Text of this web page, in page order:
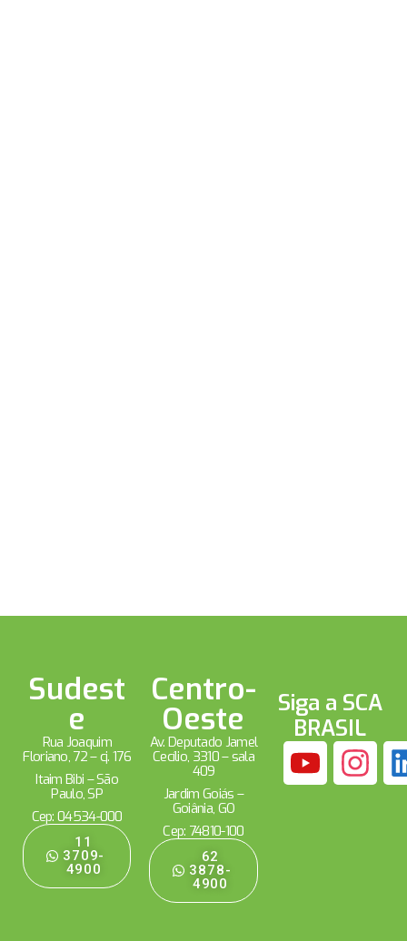
Sudest
e
Rua Joaquim
Floriano, 72 – cj. 176
Itaim Bibi – São
Paulo, SP
Cep: 04534-000
11
3709-
4900
Centro-
Oeste
Av. Deputado Jamel
Cecílio, 3310 – sala
409
Jardim Goiás –
Goiânia, GO
Cep: 74810-100
62
3878-
4900
Siga a SCA
BRASIL